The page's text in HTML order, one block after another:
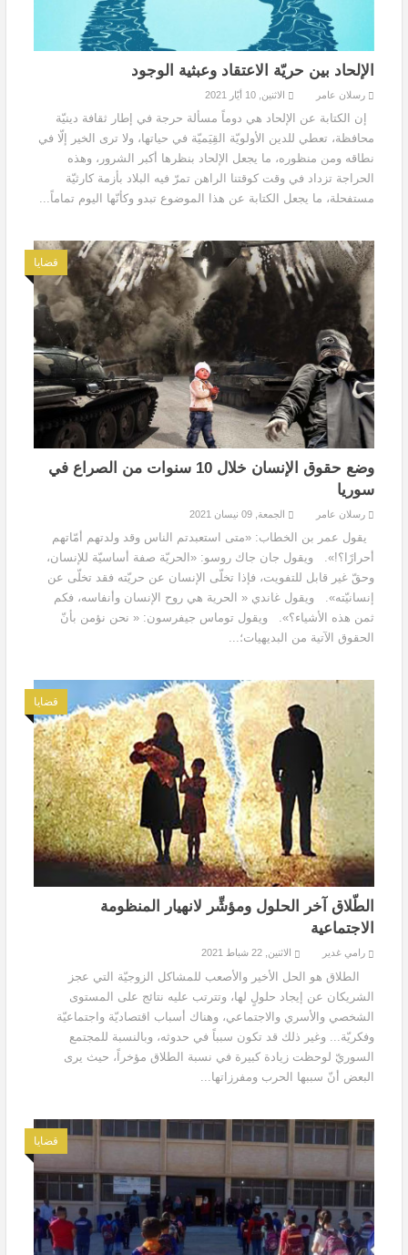
الإلحاد بين حريّة الاعتقاد وعبثية الوجود
رسلان عامر الاثنين, 10 أيّار 2021
إن الكتابة عن الإلحاد هي دوماً مسألة حرجة في إطار ثقافة دينيّة
محافظة، تعطي للدين الأولويّة القِيَميّة في حياتها، ولا ترى الخير إلّا في
نطاقه ومن منظوره، ما يجعل الإلحاد بنظرها أكبر الشرور، وهذه
الحراجة تزداد في وقت كوقتنا الراهن تمرّ فيه البلاد بأزمة كارثيّة
مستفحلة، ما يجعل الكتابة عن هذا الموضوع تبدو وكأنّها اليوم تماماً...
قضايا
وضع حقوق الإنسان خلال 10 سنوات من الصراع في
سوريا
رسلان عامر الجمعة, 09 نيسان 2021
يقول عمر بن الخطاب: «متى استعبدتم الناس وقد ولدتهم أمّاتهم
أحرارًا؟!». ويقول جان جاك روسو: «الحريّة صفة أساسيّة للإنسان،
وحقّ غير قابل للتفويت، فإذا تخلّى الإنسان عن حريّته فقد تخلّى عن
إنسانيّته». ويقول غاندي « الحرية هي روح الإنسان وأنفاسه، فكم
ثمن هذه الأشياء؟». ويقول توماس جيفرسون: « نحن نؤمن بأنّ
الحقوق الآتية من البديهيات؛...
قضايا
الطّلاق آخر الحلول ومؤشِّر لانهيار المنظومة
الاجتماعية
رامي غدير الاثنين, 22 شباط 2021
الطلاق هو الحل الأخير والأصعب للمشاكل الزوجيّة التي عجز
الشريكان عن إيجاد حلولٍ لها، وتترتب عليه نتائج على المستوى
الشخصي والأسري والاجتماعي، وهناك أسباب اقتصاديّة واجتماعيّة
وفكريّة... وغير ذلك قد تكون سبباً في حدوثه، وبالنسبة للمجتمع
السوريّ لوحظت زيادة كبيرة في نسبة الطلاق مؤخراً، حيث يرى
البعض أنّ سببها الحرب ومفرزاتها...
قضايا